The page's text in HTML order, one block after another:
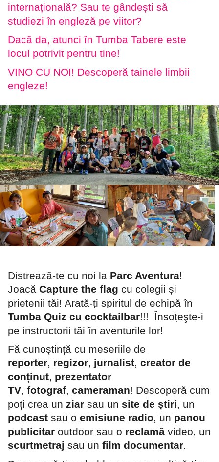
internațională? Sau te gândești să
studiezi în engleză pe viitor?
Dacă da, atunci în Tumba Tabere este
locul potrivit pentru tine!
VINO CU NOI! Descoperă tainele limbii
engleze!
Distrează-te cu noi la Parc Aventura!
Joacă Capture the flag cu colegii și
prietenii tăi! Arată-ți spiritul de echipă în
Tumba Quiz cu cocktailbar!!! Însoțeşte-i
pe instructorii tăi în aventurile lor!
Fă cunoştință cu meseriile de
reporter, regizor, jurnalist, creator de
conținut, prezentator
TV, fotograf, cameraman! Descoperă cum
poți crea un ziar sau un site de știri, un
podcast sau o emisiune radio, un panou
publicitar outdoor sau o reclamă video, un
scurtmetraj sau un film documentar.